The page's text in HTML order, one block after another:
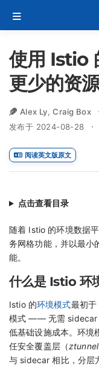
使用 Istio
更少的资
Alex Ly,Craig Box
发布于 2024-08-28
阅读英文版原文
点击查看目录
随着 Istio 的环境数据
务网格功能，并以最小
能。
什么是 Istio 环
Istio 的环境模式最初
模式 —— 无需 sidecar
低基础设施成本。环境
任安全覆盖层（ztunnel
与 sidecar 相比，分层